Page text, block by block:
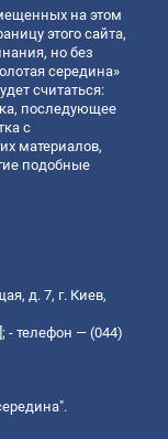
на этом
этого сайта,
но без
середина»
считаться:
последующее
с
материалов,
подобные
д. 7, г. Киев,
; - телефон — (044)